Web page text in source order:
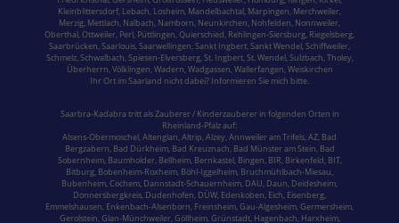
Kleinblittersdorf, Lebach, Losheim, Mandelbachtal, Marpingen, Merchweiler,
Merzig, Mettlach, Nalbach, Namborn, Neunkirchen, Nohfelden, Nonnweiler,
Oberthal,Ottweiler, Perl, Püttlingen,Quierschied, Rehlingen-Siersburg, Riegelsberg,
Saarbrücken,Saarlouis,Saarwellingen,Sankt Ingbert,Sankt Wendel,Schiffweiler,
Schmelz,Schwalbach,Spiesen-Elversberg,St. Ingbert,St. Wendel,Sulzbach,Tholey,
Überherrn,Völklingen,Wadern,Wadgassen,Wallerfangen,Weiskirchen
Ihr Ort im Saarland nicht dabei? Informieren Sie mich bitte.
Saarbra-Kadabra tritt als Zauberer / Kinderzauberer in folgenden Orten in
Rheinland-Pfalzauf:
Alsens-Obermoschel,Altenglan, Altrip,Alzey, Annweiler am Trifels, AZ, Bad
Bergzabern, Bad Dürkheim, Bad Kreuznach, Bad Münster am Stein, Bad
Sobernheim, Baumholder, Bellheim, Bernkastel, Bingen, BIR, Birkenfeld, BIT,
Bitburg, Bobenheim-Roxheim, Böhl-Iggelheim, Bruchmühlbach-Miesau,
Bubenheim,Cochem, Dannstadt-Schauernheim, DAU, Daun, Deidesheim,
Donnersbergkreis, Dudenhofen, DÜW, Edenkoben, Eich, Eisenberg,
Emmelshausen, Enkenbach-Alsenborn, Freinsheim, Gau-Algesheim, Germersheim,
Gerolstein,Glan-Münchweiler,Göllheim,Grünstadt, Hagenbach, Harxheim,